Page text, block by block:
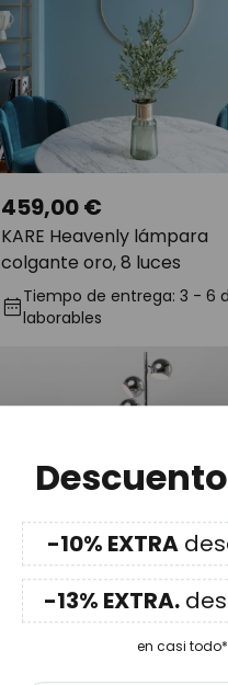
KARE Heavenly lámpara
colgante oro, 8 luces
459,00 €
Tiempo de entrega: 3 - 6
laborables
-10% EXTRA
-13% EXTRA.
en casi todo*